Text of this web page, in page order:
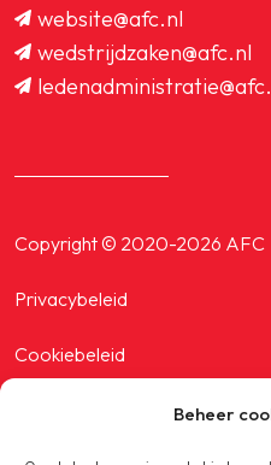
Beheer
website@afc.nl
wedstrijdzaken@afc.nl
Copyright © 2020-2026 AFC
Privacybeleid
Cookiebeleid